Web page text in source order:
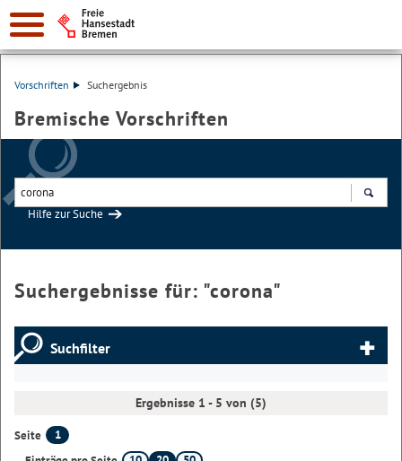
Vorschriften Suchergebnis
Bremische Vorschriften
Hilfe zur Suche
Suchergebnisse für: "corona"
Suchfilter
Ergebnisse 1 - 5 von (5)
Seite
1